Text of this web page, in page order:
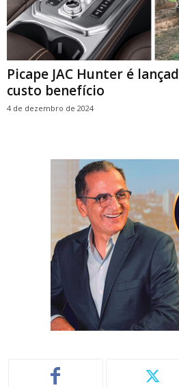
Picape JAC Hunter é
custo benefício
4 de dezembro de 2024